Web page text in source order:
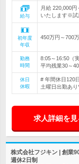
給与
月給 220,000
いたします※試
初年度
年収
450万円～700
勤務
時間
8:05～16:50（
平均残業30～
休日
休暇
# 年間休日120
土曜日出勤あ
求人詳細を見
株式会社フジキン | 創業
週休2日制